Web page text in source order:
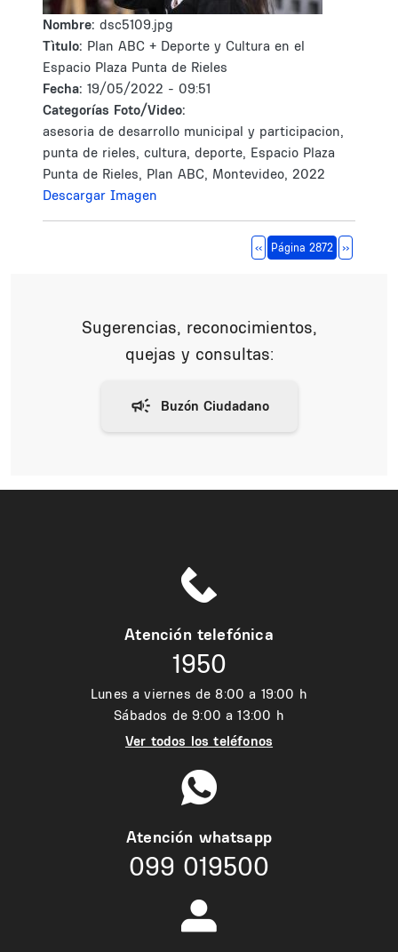
Nombre: dsc5109.jpg
Tìtulo: Plan ABC + Deporte y Cultura en el
Espacio Plaza Punta de Rieles
Fecha: 19/05/2022 - 09:51
Categorías Foto/Video:
asesoria de desarrollo municipal y participacion,
punta de rieles, cultura, deporte, Espacio Plaza
Punta de Rieles, Plan ABC, Montevideo, 2022
Descargar Imagen
Página anterior
‹‹ Página 2872 Siguiente
››
Sugerencias, reconocimientos,
quejas y consultas:
Atención telefónica
1950
Lunes a viernes de 8:00 a 19:00 h
Sábados de 9:00 a 13:00 h
Ver todos los teléfonos
Atención whatsapp
099 019500